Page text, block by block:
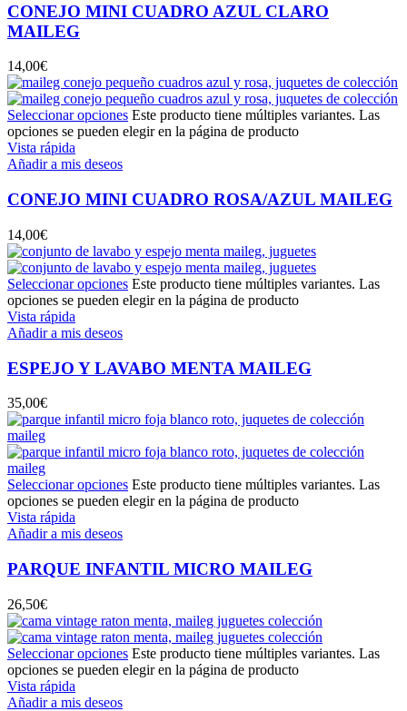
CONEJO MINI CUADRO AZUL CLARO
MAILEG
14,00€
Seleccionar opciones Este producto tiene múltiples variantes. Las
opciones se pueden elegir en la página de producto
Vista rápida
Añadir a mis deseos
CONEJO MINI CUADRO ROSA/AZUL MAILEG
14,00€
Seleccionar opciones Este producto tiene múltiples variantes. Las
opciones se pueden elegir en la página de producto
Vista rápida
Añadir a mis deseos
ESPEJO Y LAVABO MENTA MAILEG
35,00€
Seleccionar opciones Este producto tiene múltiples variantes. Las
opciones se pueden elegir en la página de producto
Vista rápida
Añadir a mis deseos
PARQUE INFANTIL MICRO MAILEG
26,50€
Seleccionar opciones Este producto tiene múltiples variantes. Las
opciones se pueden elegir en la página de producto
Vista rápida
Añadir a mis deseos